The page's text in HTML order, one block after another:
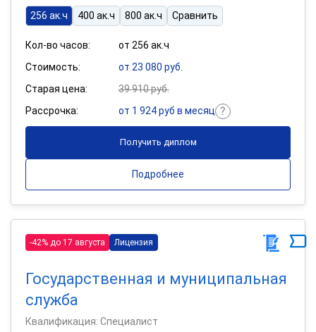
256 ак.ч 400 ак.ч 800 ак.ч Сравнить
Кол-во часов:
от 256 ак.ч
Стоимость:
от 23 080 руб.
Старая цена:
39 910 руб.
Рассрочка:
от 1 924 руб в месяц
Получить диплом
Подробнее
-42% до 17 августа Лицензия
Государственная и муниципальная
служба
Квалификация: Специалист